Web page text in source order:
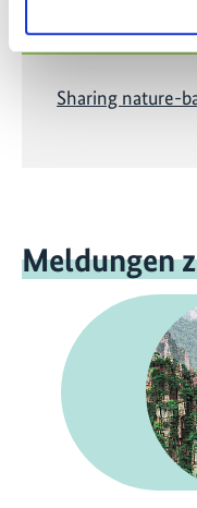
Sharing nature-
Meldungen